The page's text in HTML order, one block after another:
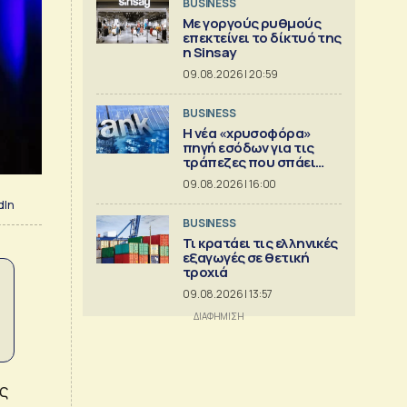
BUSINESS
Με γοργούς ρυθμούς
επεκτείνει το δίκτυό της
η Sinsay
09.08.2026 | 20:59
BUSINESS
Η νέα «χρυσοφόρα»
πηγή εσόδων για τις
τράπεζες που σπάει
ρεκόρ
09.08.2026 | 16:00
BUSINESS
Τι κρατάει τις ελληνικές
εξαγωγές σε θετική
τροχιά
09.08.2026 | 13:57